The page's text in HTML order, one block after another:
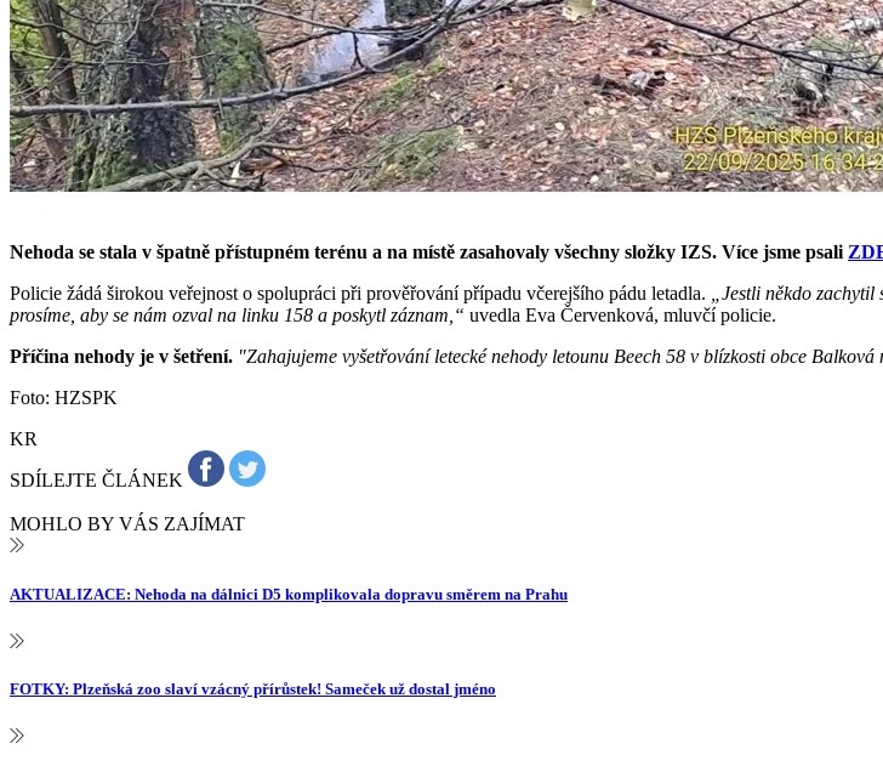
Nehoda se stala v špatně přístupném terénu a na místě zasahovaly všechny složky IZS. Více jsme psali
Policie žádá širokou veřejnost o spolupráci při prověřování případu včerejšího pádu letadla. „Jestli někdo zachytil
prosíme, aby se nám ozval na linku 158 a poskytl záznam,“ uvedla Eva Červenková, mluvčí policie.
Příčina nehody je v šetření. "Zahajujeme vyšetřování letecké nehody letounu Beech 58 v blízkosti obce Balková
Foto: HZSPK
KR
SDÍLEJTE ČLÁNEK
MOHLO BY VÁS ZAJÍMAT
AKTUALIZACE: Nehoda na dálnici D5 komplikovala dopravu směrem na Prahu
FOTKY: Plzeňská zoo slaví vzácný přírůstek! Sameček už dostal jméno